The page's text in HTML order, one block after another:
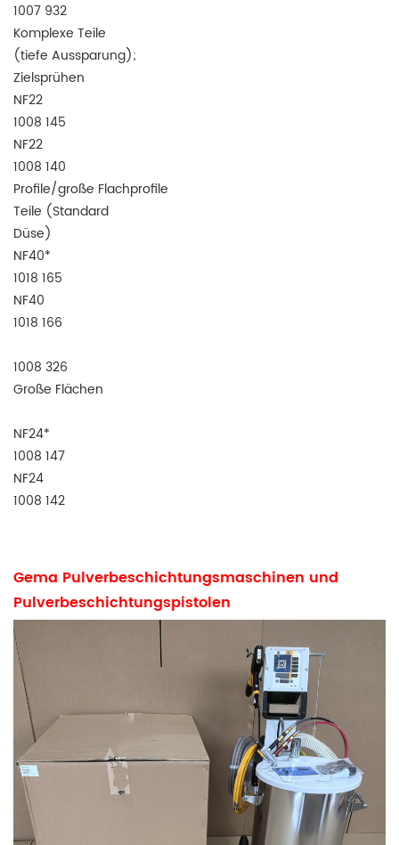
1007 932
Komplexe Teile
(tiefe Aussparung);
Zielsprühen
NF22
1008 145
NF22
1008 140
Profile/große Flachprofile
Teile (Standard
Düse)
NF40*
1018 165
NF40
1018 166
1008 326
Große Flächen
NF24*
1008 147
NF24
1008 142
Gema Pulverbeschichtungsmaschinen und
Pulverbeschichtungspistolen